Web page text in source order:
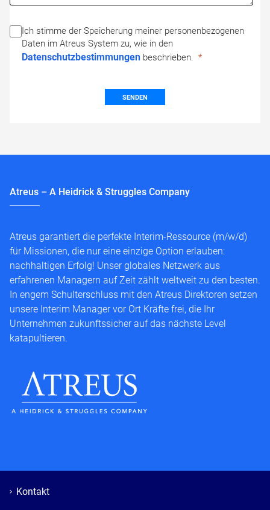
Ich stimme der Speicherung meiner personenbezogenen
Daten im Atreus System zu, wie in den
Datenschutzbestimmungen beschrieben.
SENDEN
Atreus – A Heidrick & Struggles Company
Atreus garantiert die perfekte Interim-Ressource (m/w/d)
für Missionen, die nur eine einzige Option erlauben:
nachhaltigen Erfolg! Unser globales Netzwerk aus
erfahrenen Managern auf Zeit zählt weltweit zu den besten.
In engem Schulterschluss mit den Atreus Direktoren setzen
unsere Interim Manager vor Ort Kräfte frei, die Ihr
Unternehmen zukunftssicher auf das nächste Level
katapultieren.
Kontakt